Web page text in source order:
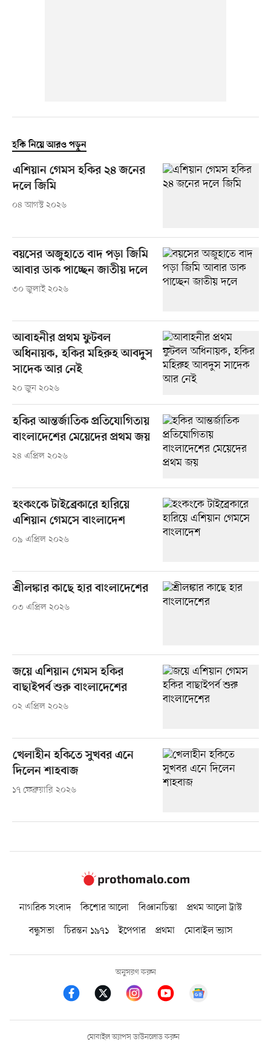
হকি নিয়ে আরও পড়ুন
এশিয়ান গেমস হকির ২৪ জনের
দলে জিমি
০৪ আগস্ট ২০২৬
বয়সের অজুহাতে বাদ পড়া জিমি
আবার ডাক পাচ্ছেন জাতীয় দলে
৩০ জুলাই ২০২৬
আবাহনীর প্রথম ফুটবল
অধিনায়ক, হকির মহিরুহ আবদুস
সাদেক আর নেই
২০ জুন ২০২৬
হকির আন্তর্জাতিক প্রতিযোগিতায়
বাংলাদেশের মেয়েদের প্রথম জয়
২৪ এপ্রিল ২০২৬
হংকংকে টাইব্রেকারে হারিয়ে
এশিয়ান গেমসে বাংলাদেশ
০৯ এপ্রিল ২০২৬
শ্রীলঙ্কার কাছে হার বাংলাদেশের
০৩ এপ্রিল ২০২৬
জয়ে এশিয়ান গেমস হকির
বাছাইপর্ব শুরু বাংলাদেশের
০২ এপ্রিল ২০২৬
খেলাহীন হকিতে সুখবর এনে
দিলেন শাহবাজ
১৭ ফেব্রুয়ারি ২০২৬
নাগরিক সংবাদ কিশোর আলো বিজ্ঞানচিন্তা
প্রথম আলো ট্রাস্ট
বন্ধুসভা
চিরন্তন ১৯৭১ ইপেপার প্রথমা মোবাইল ভ্যাস
অনুসরণ করুন
মোবাইল অ্যাপস ডাউনলোড করুন